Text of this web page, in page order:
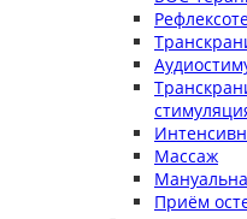
Массаж
Приём